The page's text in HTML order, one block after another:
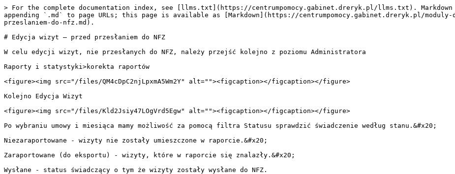
> For the complete documentation index, see [llms.txt](https://centrumpomocy.gabinet.dreryk.pl/llms.txt).
appending `.md` to page URLs; this page is available as [Markdown](https://centrumpomocy.gabinet.dreryk.pl/
przeslaniem-do-nfz.md).
# Edycja wizyt – przed przesłaniem do NFZ
W celu edycji wizyt, nie przesłanych do NFZ, należy przejść kolejno z poziomu Administratora
Raporty i statystyki>korekta raportów
<figure><img src="/files/QM4cDpC2njLpxmA5Wm2Y" alt=""><figcaption></figcaption></figure>
Kolejno Edycja Wizyt
<figure><img src="/files/Kld2Jsiy47LOgVrd5Egw" alt=""><figcaption></figcaption></figure>
Po wybraniu umowy i miesiąca mamy możliwość za pomocą filtra Statusu sprawdzić świadczenie według stanu.&#x20;
Niezaraportowane - wizyty nie zostały umieszczone w raporcie.&#x20;
Zaraportowane (do eksportu) - wizyty, które w raporcie się znalazły.&#x20;
Wysłane - status świadczący o tym że wizyty zostały wysłane do NFZ.